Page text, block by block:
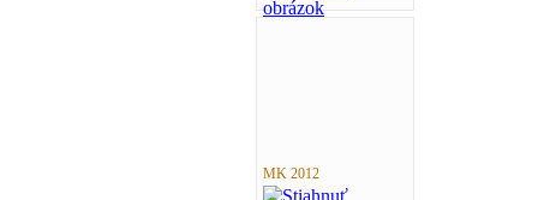
MK 2012